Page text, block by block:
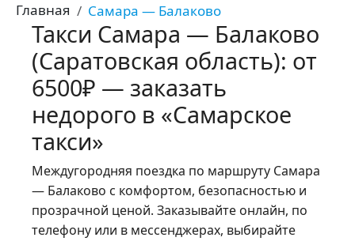
Главная Самара — Балаково
Такси Самара — Балаково
(Саратовская область): от
6500₽ — заказать
недорого в «Самарское
такси»
Междугородняя поездка по маршруту Самара
— Балаково с комфортом, безопасностью и
прозрачной ценой. Заказывайте онлайн, по
телефону или в мессенджерах, выбирайте